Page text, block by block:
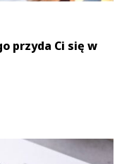
przyda Ci się w